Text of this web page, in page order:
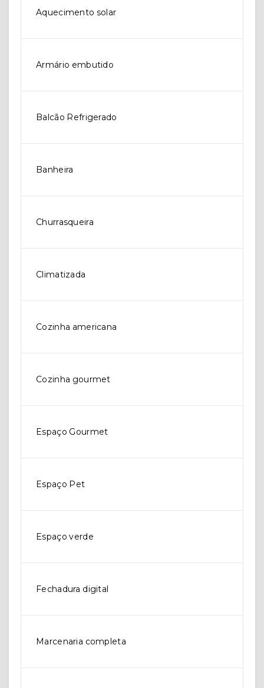
Aquecimento solar
Armário embutido
Balcão Refrigerado
Banheira
Churrasqueira
Climatizada
Cozinha americana
Cozinha gourmet
Espaço Gourmet
Espaço Pet
Espaço verde
Fechadura digital
Marcenaria completa